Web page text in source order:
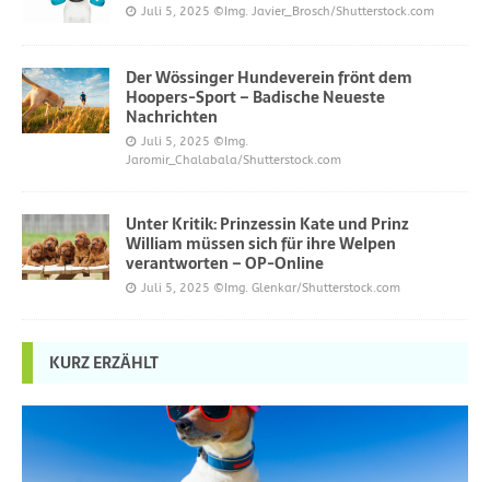
Juli 5, 2025 ©Img. Javier_Brosch/Shutterstock.com
Der Wössinger Hundeverein frönt dem
Hoopers-Sport – Badische Neueste
Nachrichten
Juli 5, 2025 ©Img.
Jaromir_Chalabala/Shutterstock.com
Unter Kritik: Prinzessin Kate und Prinz
William müssen sich für ihre Welpen
verantworten – OP-Online
Juli 5, 2025 ©Img. Glenkar/Shutterstock.com
KURZ ERZÄHLT